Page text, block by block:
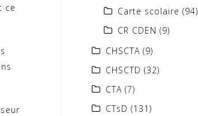
ce
Carte scolaire (94)
CR CDEN (9)
CHSCTA (9)
CHSCTD (32)
CTA (7)
CTsD (131)